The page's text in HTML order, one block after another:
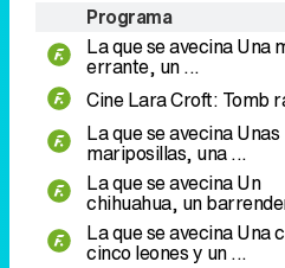
Programa
La que se avecinaUna
errante, un ...
CineLara Croft: Tomb
La que se avecinaUnas
mariposillas, una ...
La que se avecinaUn
chihuahua, un
La que se avecinaUna
cinco leones y un ...